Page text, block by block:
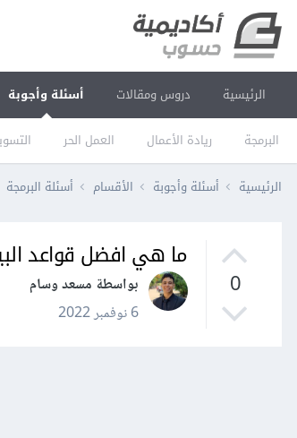
الرئيسية دروس ومقالات أسئلة وأجوبة
البرمجة ريادة الأعمال العمل الحر
الرئيسية أسئلة وأجوبة الأقسام أسئلة البرمجة
0
ما هي افضل قواعد
بواسطة مسعد وسام
6 نوفمبر 2022